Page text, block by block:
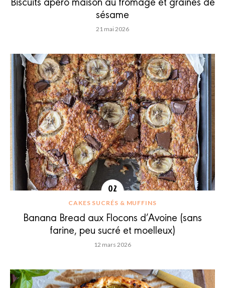
sésame
21 mai 2026
CAKES SUCRÉS & MUFFINS
Banana Bread aux Flocons d’Avoine (sans
farine, peu sucré et moelleux)
12 mars 2026